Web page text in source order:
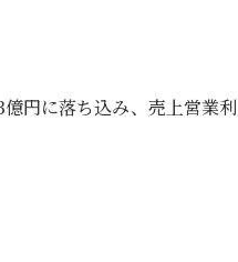
円に落ち込み、売上営業利